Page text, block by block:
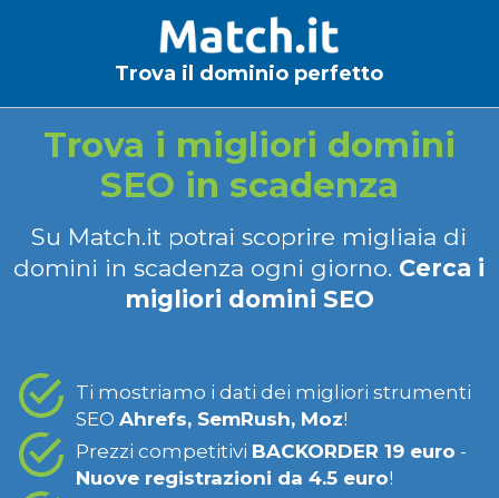
Trova il dominio perfetto
Trova i migliori domini
SEO in scadenza
Su Match.it potrai scoprire migliaia di
domini in scadenza ogni giorno. Cerca i
migliori domini SEO
Ti mostriamo i dati dei migliori strumenti
SEO Ahrefs, SemRush, Moz!
Prezzi competitivi BACKORDER 19 euro -
Nuove registrazioni da 4.5 euro!